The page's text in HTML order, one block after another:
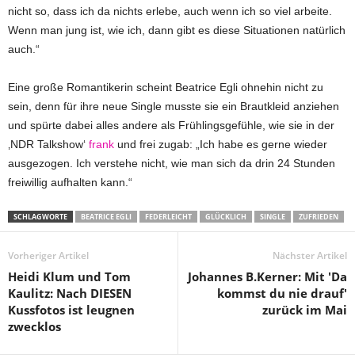
nicht so, dass ich da nichts erlebe, auch wenn ich so viel arbeite.
Wenn man jung ist, wie ich, dann gibt es diese Situationen natürlich
auch.“
Eine große Romantikerin scheint Beatrice Egli ohnehin nicht zu
sein, denn für ihre neue Single musste sie ein Brautkleid anziehen
und spürte dabei alles andere als Frühlingsgefühle, wie sie in der
‚NDR Talkshow‘ frank und frei zugab: „Ich habe es gerne wieder
ausgezogen. Ich verstehe nicht, wie man sich da drin 24 Stunden
freiwillig aufhalten kann.“
SCHLAGWORTE BEATRICE EGLI FEDERLEICHT GLÜCKLICH SINGLE ZUFRIEDEN
Vorheriger Artikel
Heidi Klum und Tom
Kaulitz: Nach DIESEN
Kussfotos ist leugnen
zwecklos
Nächster Artikel
Johannes B.Kerner: Mit 'Da
kommst du nie drauf'
zurück im Mai